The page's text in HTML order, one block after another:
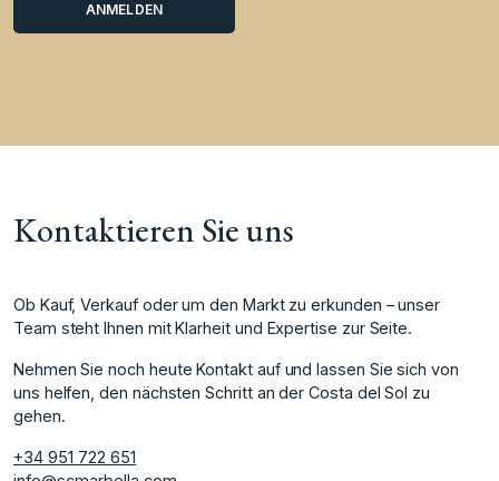
Kontaktieren Sie uns
Ob Kauf, Verkauf oder um den Markt zu erkunden – unser
Team steht Ihnen mit Klarheit und Expertise zur Seite.
Nehmen Sie noch heute Kontakt auf und lassen Sie sich von
uns helfen, den nächsten Schritt an der Costa del Sol zu
gehen.
+34 951 722 651